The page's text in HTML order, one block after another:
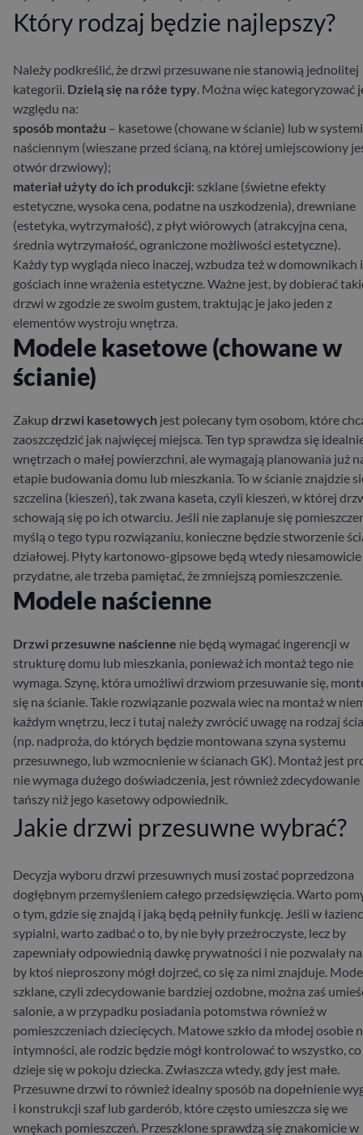
Który rodzaj będzie najlepszy?
Należy podkreślić, że drzwi przesuwane nie stanowią jednolitej
kategorii. Dzielą się na róże typy. Można więc kategoryzować
względu na:
sposób montażu – kasetowe (chowane w ścianie) lub w
naściennym (wieszane przed ścianą, na której umiejscowiony
otwór drzwiowy);
materiał użyty do ich produkcji: szklane (świetne efekty
estetyczne, wysoka cena, podatne na uszkodzenia), drewniane
(estetyka, wytrzymałość), z płyt wiórowych (atrakcyjna cena,
średnia wytrzymałość, ograniczone możliwości estetyczne).
Każdy typ wygląda nieco inaczej, wzbudza też w domownikach
gościach inne wrażenia estetyczne. Ważne jest, by dobierać
drzwi w zgodzie ze swoim gustem, traktując je jako jeden z
elementów wystroju wnętrza.
Modele kasetowe (chowane w
ścianie)
Zakupdrzwi kasetowych jest polecany tym osobom, które
zaoszczędzić jak najwięcej miejsca. Ten typ sprawdza się
wnętrzach o małej powierzchni, ale wymagają planowania już
etapie budowania domu lub mieszkania. To w ścianie znajdzie
szczelina (kieszeń), tak zwana kaseta, czyli kieszeń, w której
schowają się po ich otwarciu. Jeśli nie zaplanuje się
myślą o tego typu rozwiązaniu, konieczne będzie stworzenie
działowej. Płyty kartonowo-gipsowe będą wtedy niesamowicie
przydatne, ale trzeba pamiętać, że zmniejszą pomieszczenie.
Modele naścienne
Drzwi przesuwne naścienne nie będą wymagać ingerencji w
strukturę domu lub mieszkania, ponieważ ich montaż tego nie
wymaga. Szynę, która umożliwi drzwiom przesuwanie się,
się na ścianie. Takie rozwiązanie pozwala wiec na montaż w
każdym wnętrzu, lecz i tutaj należy zwrócić uwagę na rodzaj
(np. nadproża, do których będzie montowana szyna systemu
przesuwnego, lub wzmocnienie w ścianach GK). Montaż jest
nie wymaga dużego doświadczenia, jest również zdecydowanie
tańszy niż jego kasetowy odpowiednik.
Jakie drzwi przesuwne wybrać?
Decyzja wyboru drzwi przesuwnych musi zostać poprzedzona
dogłębnym przemyśleniem całego przedsięwzięcia. Warto
o tym, gdzie się znajdą i jaką będą pełniły funkcję. Jeśli w
sypialni, warto zadbać o to, by nie były przeźroczyste, lecz by
zapewniały odpowiednią dawkę prywatności i nie pozwalały
by ktoś nieproszony mógł dojrzeć, co się za nimi znajduje.
szklane, czyli zdecydowanie bardziej ozdobne, można zaś
salonie, a w przypadku posiadania potomstwa również w
pomieszczeniach dziecięcych. Matowe szkło da młodej osobie
intymności, ale rodzic będzie mógł kontrolować to wszystko, co
dzieje się w pokoju dziecka. Zwłaszcza wtedy, gdy jest małe.
Przesuwne drzwi to również idealny sposób na dopełnienie
i konstrukcji szaf lub garderób, które często umieszcza się we
wnękach pomieszczeń. Przeszklone sprawdzą się znakomicie w